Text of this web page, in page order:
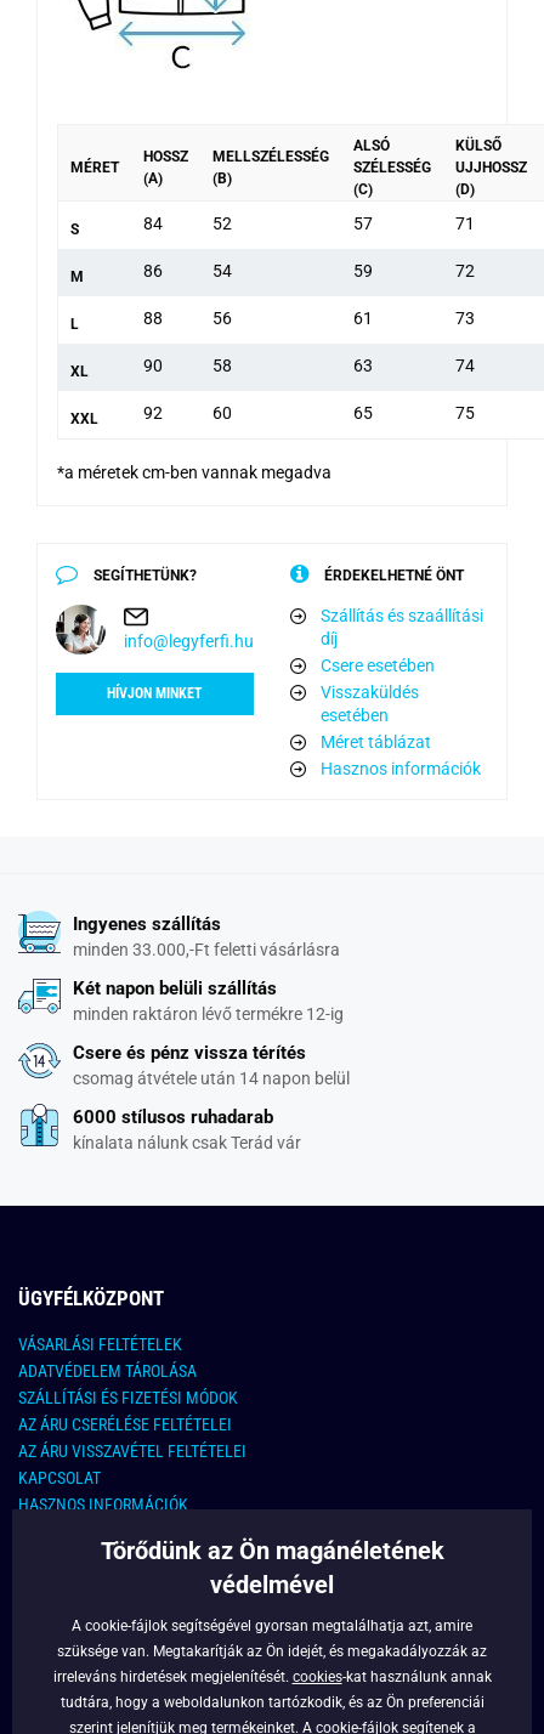
MÉRET
HOSSZ
(A)
MELLSZÉLESSÉG
(B)
ALSÓ
SZÉLESSÉG
(C)
KÜLSŐ
UJJHOSSZ
(D)
S 84 52 57 71
M 86 54 59 72
L 88 56 61 73
XL 90 58 63 74
XXL 92 60 65 75
*a méretek cm-ben vannak megadva
SEGÍTHETÜNK?
info@legyferfi.hu
HÍVJON MINKET
ÉRDEKELHETNÉ ÖNT
Szállítás és szaállítási
díj
Csere esetében
Visszaküldés
esetében
Méret táblázat
Hasznos információk
Ingyenes szállítás
minden 33.000,-Ft feletti vásárlásra
Két napon belüli szállítás
minden raktáron lévő termékre 12-ig
Csere és pénz vissza térítés
csomag átvétele után 14 napon belül
6000 stílusos ruhadarab
kínalata nálunk csak Terád vár
ÜGYFÉLKÖZPONT
VÁSARLÁSI FELTÉTELEK
ADATVÉDELEM TÁROLÁSA
SZÁLLÍTÁSI ÉS FIZETÉSI MÓDOK
AZ ÁRU CSERÉLÉSE FELTÉTELEI
AZ ÁRU VISSZAVÉTEL FELTÉTELEI
KAPCSOLAT
HASZNOS INFORMÁCIÓK
KAPCSOLAT
info@legyferfi.hu
FONTOS INFORMÁCIÓK
RÓLUNK
Törődünk az Ön magánéletének
védelmével
A cookie-fájlok segítségével gyorsan megtalálhatja azt, amire
szüksége van. Megtakarítják az Ön idejét, és megakadályozzák az
irreleváns hirdetések megjelenítését. cookies-kat használunk annak
tudtára, hogy a weboldalunkon tartózkodik, és az Ön preferenciái
szerint jelenítjük meg termékeinket. A cookie-fájlok segítenek a